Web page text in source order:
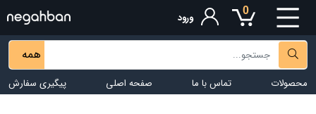
0 ورود
همه
محصولات تماس با ما صفحه اصلی پیگیری سفارش